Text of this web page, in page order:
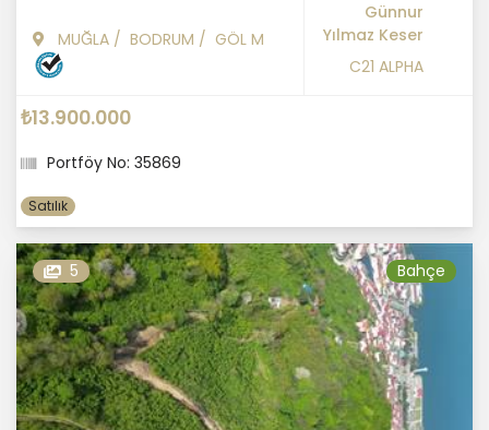
MUĞLA / BODRUM / GÖL M
Günnur
Yılmaz Keser
C21 ALPHA
₺13.900.000
Portföy No: 35869
Satılık
5 Bahçe